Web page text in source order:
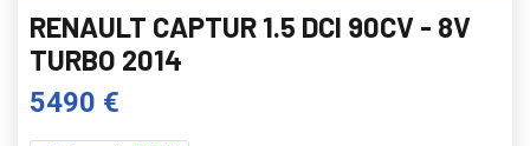
RENAULT CAPTUR 1.5 DCI 90CV - 8V
TURBO 2014
5490 €